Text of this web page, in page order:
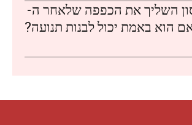
השליך את הכפפה שלאחר ה-